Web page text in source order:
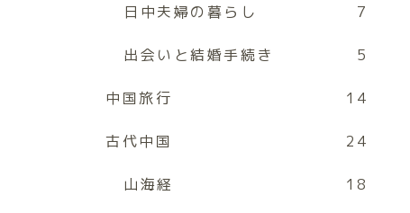
日中夫婦の暮らし 7
出会いと結婚手続き 5
中国旅行 14
古代中国 24
山海経 18